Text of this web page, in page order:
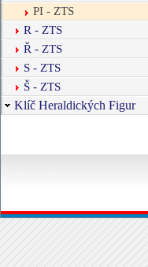
PI - ZTS
R - ZTS
Ř - ZTS
S - ZTS
Š - ZTS
Klíč Heraldických Figur